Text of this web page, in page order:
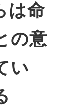
は命
の意
い